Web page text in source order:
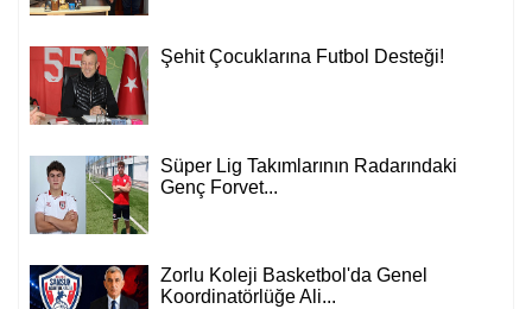
Şehit Çocuklarına Futbol Desteği!
Süper Lig Takımlarının Radarındaki
Genç Forvet...
Zorlu Koleji Basketbol'da Genel
Koordinatörlüğe Ali...